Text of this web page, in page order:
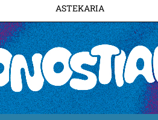
ASTEKARIA